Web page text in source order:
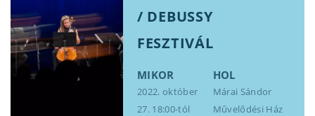
/ DEBUSSY
FESZTIVÁL
MIKOR
2022. október
27. 18:00-tól
HOL
Márai Sándor
Művelődési Ház